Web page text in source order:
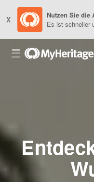
X
Nutzen Sie die
Es ist schneller